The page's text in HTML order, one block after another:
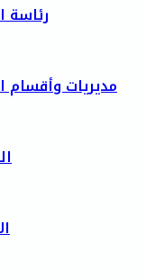
رئاسة
مديريات وأقسام